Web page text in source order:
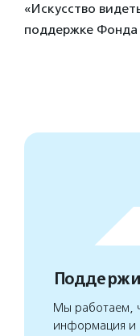
«Искусство
поддержке Фонда
Мы работаем,
информация и